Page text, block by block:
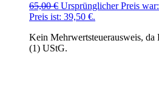
65,00€ Ursprünglicher Preis
Preis ist: 39,50 €.
Kein Mehrwertsteuerausweis,
(1) UStG.